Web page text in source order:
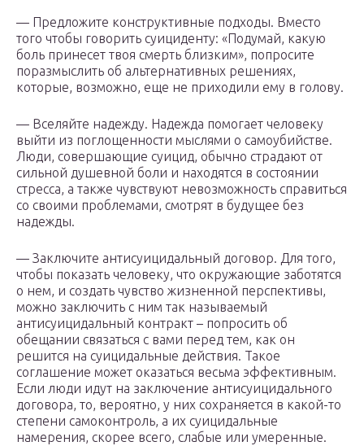
— Предложите конструктивные подходы. Вместо
того чтобы говорить суициденту: «Подумай, какую
боль принесет твоя смерть близким», попросите
поразмыслить об альтернативных решениях,
которые, возможно, еще не приходили ему в голову.
— Вселяйте надежду. Надежда помогает человеку
выйти из поглощенности мыслями о самоубийстве.
Люди, совершающие суицид, обычно страдают от
сильной душевной боли и находятся в состоянии
стресса, а также чувствуют невозможность справиться
со своими проблемами, смотрят в будущее без
надежды.
— Заключите антисуицидальный договор. Для того,
чтобы показать человеку, что окружающие заботятся
о нем, и создать чувство жизненной перспективы,
можно заключить с ним так называемый
антисуицидальный контракт – попросить об
обещании связаться с вами перед тем, как он
решится на суицидальные действия. Такое
соглашение может оказаться весьма эффективным.
Если люди идут на заключение антисуицидального
договора, то, вероятно, у них сохраняется в какой-то
степени самоконтроль, а их суицидальные
намерения, скорее всего, слабые или умеренные.